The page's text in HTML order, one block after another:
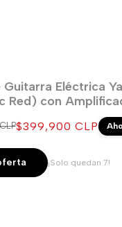
Guitarra Eléctrica
Red) con
Precio
venta
$399,900 CLP
¡Solo quedan 7!